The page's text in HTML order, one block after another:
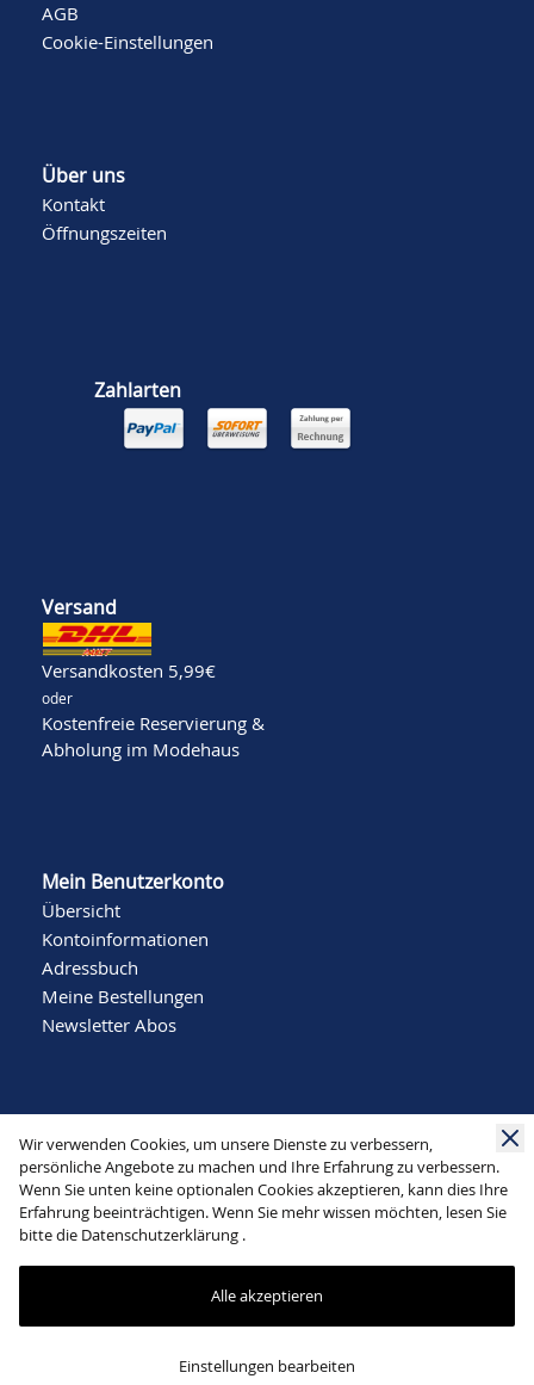
Wir verwenden Cookies, um unsere Dienste zu verbessern,
persönliche Angebote zu machen und Ihre Erfahrung zu verbessern.
Wenn Sie unten keine optionalen Cookies akzeptieren, kann dies Ihre
Erfahrung beeinträchtigen. Wenn Sie mehr wissen möchten, lesen Sie
bitte die Datenschutzerklärung .
Alle akzeptieren
Einstellungen bearbeiten
AGB
Cookie-Einstellungen
Über uns
Kontakt
Öffnungszeiten
Zahlarten
Versand
Versandkosten 5,99€
oder
Kostenfreie Reservierung &
Abholung im Modehaus
Mein Benutzerkonto
Übersicht
Kontoinformationen
Adressbuch
Meine Bestellungen
Newsletter Abos
Social Media
Mode Schlichting | Bergstraße 22 | 32791 Lage |